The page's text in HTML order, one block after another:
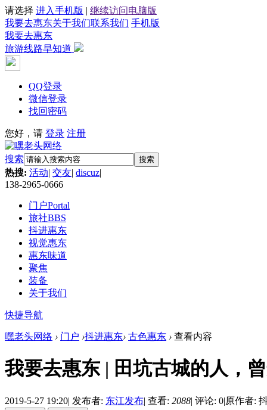
请选择 进入手机版 | 继续访问电脑版
我要去惠东关于我们联系我们 手机版
我要去惠东
旅游线路早知道
QQ登录
微信登录
找回密码
您好，请 登录 注册
搜索 搜索
热搜: 活动| 交友| discuz|
138-2965-0666
门户Portal
旅社BBS
抖进惠东
视觉惠东
惠东味道
聚焦
装备
关于我们
快捷导航
嘿老头网络 › 门户 ›抖进惠东› 古色惠东 › 查看内容
我要去惠东 | 田坑古城的人，
2019-5-27 19:20| 发布者: 东江发布| 查看: 2088| 评论: 0|原作者: